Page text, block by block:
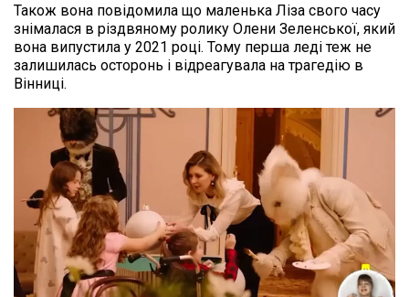
Також вона повідомила що маленька Ліза свого часу
знімалася в різдвяному ролику Олени Зеленської, який
вона випустила у 2021 році. Тому перша леді теж не
залишилась осторонь і відреагувала на трагедію в
Вінниці.